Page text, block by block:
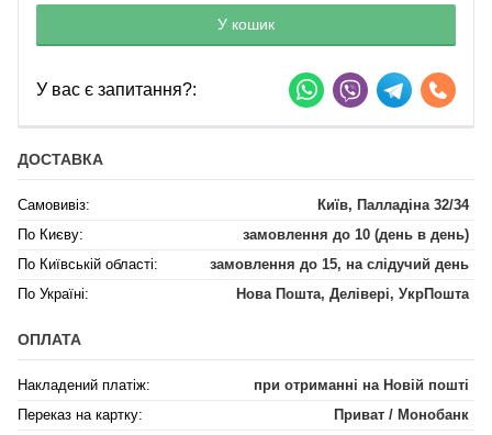
У кошик
У вас є запитання?:
ДОСТАВКА
Самовивіз:
Київ, Палладіна 32/34
По Києву:
замовлення до 10 (день в день)
По Київській області:
замовлення до 15, на слідучий день
По Україні:
Нова Пошта, Делівері, УкрПошта
ОПЛАТА
Накладений платіж:
при отриманні на Новій пошті
Переказ на картку:
Приват / Монобанк